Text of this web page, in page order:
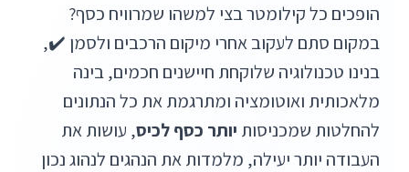
הופכים כל קילומטר בצי למשהו שמרוויח כסף?
במקום סתם לעקוב אחרי מיקום הרכבים ולסמן ✔️,
בנינו טכנולוגיה שלוקחת חיישנים חכמים, בינה
מלאכותית ואוטומציה ומתרגמת את כל הנתונים
להחלטות שמכניסות יותר כסף לכיס, עושות את
העבודה יותר יעילה, מלמדות את הנהגים לנהוג נכון